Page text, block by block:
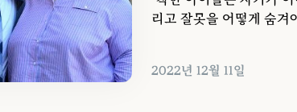
리고 잘못을 어떻게 숨겨
2022년 12월 11일